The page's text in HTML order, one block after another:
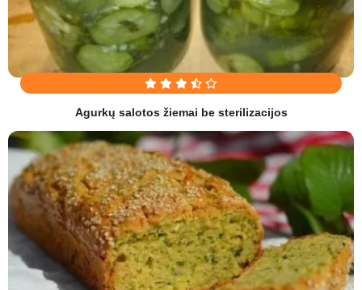
Agurkų salotos žiemai be sterilizacijos